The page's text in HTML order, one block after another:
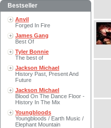
Bestseller
Anvil
Forged In Fire
James Gang
Best Of
Tyler Bonnie
The best of
Jackson Michael
History Past, Present And
Future
Jackson Michael
Blood On The Dance Floor -
History In The Mix
Youngbloods
Youngbloods / Earth Music /
Elephant Mountain